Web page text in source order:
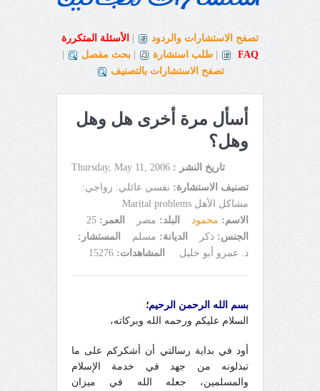
تصفح الاستشارات والردود
الأسئلة المتكررة
FAQ
طلب استشارة بحث مفصل
تصفح الاستشارات بالتصنيف
أسأل مرة أخرى هل وهل
وهل؟
تاريخ النشر : Thursday, May 11, 2006
تصنيف الاستشارة: نفسي عائلي: زواجي:
مشاكل الأهل Marital problems
الاسم: محمود البلد: مصر العمر: 25
الجنس: ذكر الديانة: مسلم
المستشار:
د. عمرو أبو خليل
المشاهدات: 15276
بسم الله الرحمن الرحيم؛
السلام عليكم ورحمه الله وبركاته،
أود في بداية رسالتي أن أشكركم على ما
تبذلونه من جهد في خدمة الإسلام
والمسلمين، جعله الله في ميزان